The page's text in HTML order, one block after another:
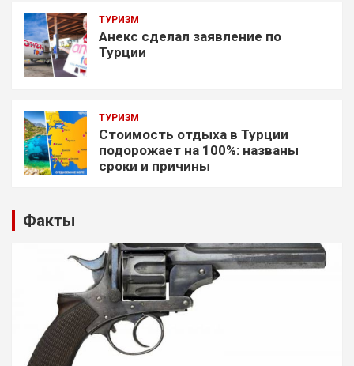
ТУРИЗМ
Анекс сделал заявление по
Турции
ТУРИЗМ
Стоимость отдыха в Турции
подорожает на 100%: названы
сроки и причины
Факты